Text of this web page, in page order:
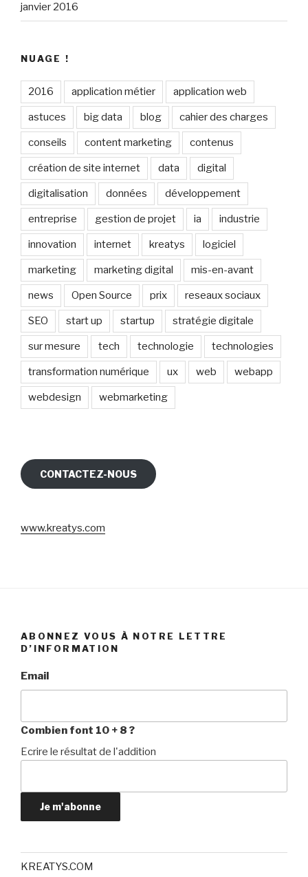
janvier 2016
NUAGE !
2016 application métier application web
astuces big data blog cahier des charges
conseils content marketing contenus
création de site internet data digital
digitalisation données développement
entreprise gestion de projet ia industrie
innovation internet kreatys logiciel
marketing marketing digital mis-en-avant
news Open Source prix reseaux sociaux
SEO start up startup stratégie digitale
sur mesure tech technologie technologies
transformation numérique ux web webapp
webdesign webmarketing
CONTACTEZ-NOUS
www.kreatys.com
ABONNEZ VOUS À NOTRE LETTRE
D’INFORMATION
Email
Combien font 10 + 8 ?
Ecrire le résultat de l'addition
Je m'abonne
KREATYS.COM